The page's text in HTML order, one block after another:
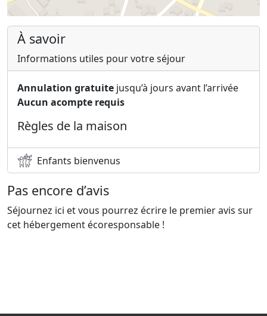
À savoir
Informations utiles pour votre séjour
Annulation gratuite jusqu’à jours avant l’arrivée
Aucun acompte requis
Règles de la maison
Enfants bienvenus
Pas encore d’avis
Séjournez ici et vous pourrez écrire le premier avis sur
cet hébergement écoresponsable !